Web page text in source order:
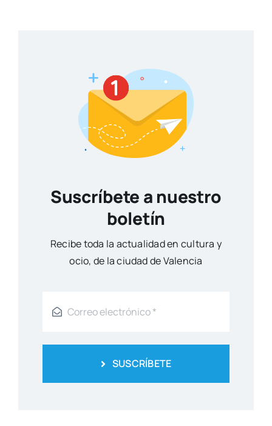
Suscríbete a nuestro
boletín
Reci­be toda la actua­li­dad en cul­tu­ra y
ocio, de la ciu­dad de Valen­cia
SUSCRÍBETE